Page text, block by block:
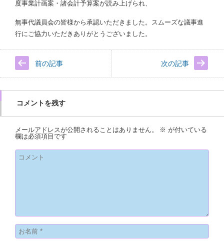
度事業計画案・諸会計予算案が読み上げられ、
無事代議員会の皆様から承認いただきました。スムーズな議事進
行にご協力いただきありがとうございました。
前の記事 次の記事
コメントを残す
メールアドレスが公開されることはありません。 ※ が付いている
欄は必須項目です